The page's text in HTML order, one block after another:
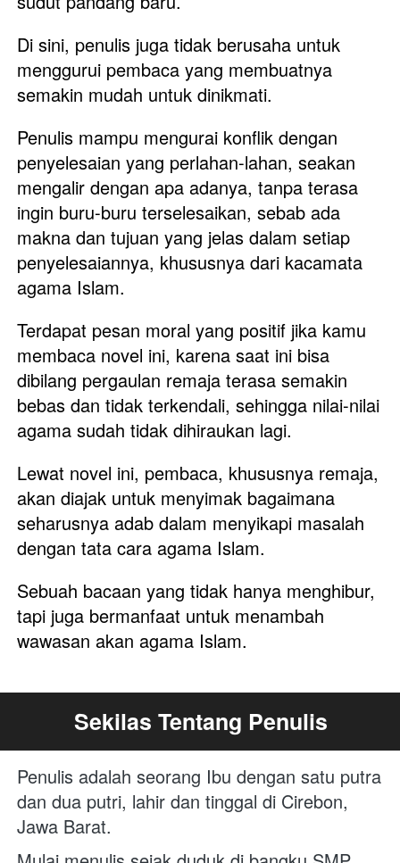
Di sini, penulis juga tidak berusaha untuk
menggurui pembaca yang membuatnya
semakin mudah untuk dinikmati.
Penulis mampu mengurai konflik dengan
penyelesaian yang perlahan-lahan, seakan
mengalir dengan apa adanya, tanpa terasa
ingin buru-buru terselesaikan, sebab ada
makna dan tujuan yang jelas dalam setiap
penyelesaiannya, khususnya dari kacamata
agama Islam.
Terdapat pesan moral yang positif jika kamu
membaca novel ini, karena saat ini bisa
dibilang pergaulan remaja terasa semakin
bebas dan tidak terkendali, sehingga nilai-nilai
agama sudah tidak dihiraukan lagi.
Lewat novel ini, pembaca, khususnya remaja,
akan diajak untuk menyimak bagaimana
seharusnya adab dalam menyikapi masalah
dengan tata cara agama Islam.
Sebuah bacaan yang tidak hanya menghibur,
tapi juga bermanfaat untuk menambah
wawasan akan agama Islam.
Sekilas Tentang Penulis
Penulis adalah seorang Ibu dengan satu putra
dan dua putri, lahir dan tinggal di Cirebon,
Jawa Barat.